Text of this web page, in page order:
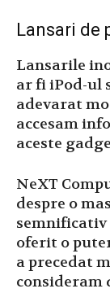
Lansari de
Lansarile
ar fi iPod-ul
adevarat
accesam
aceste
NeXT
despre o
oferit o
a precedat
consideram